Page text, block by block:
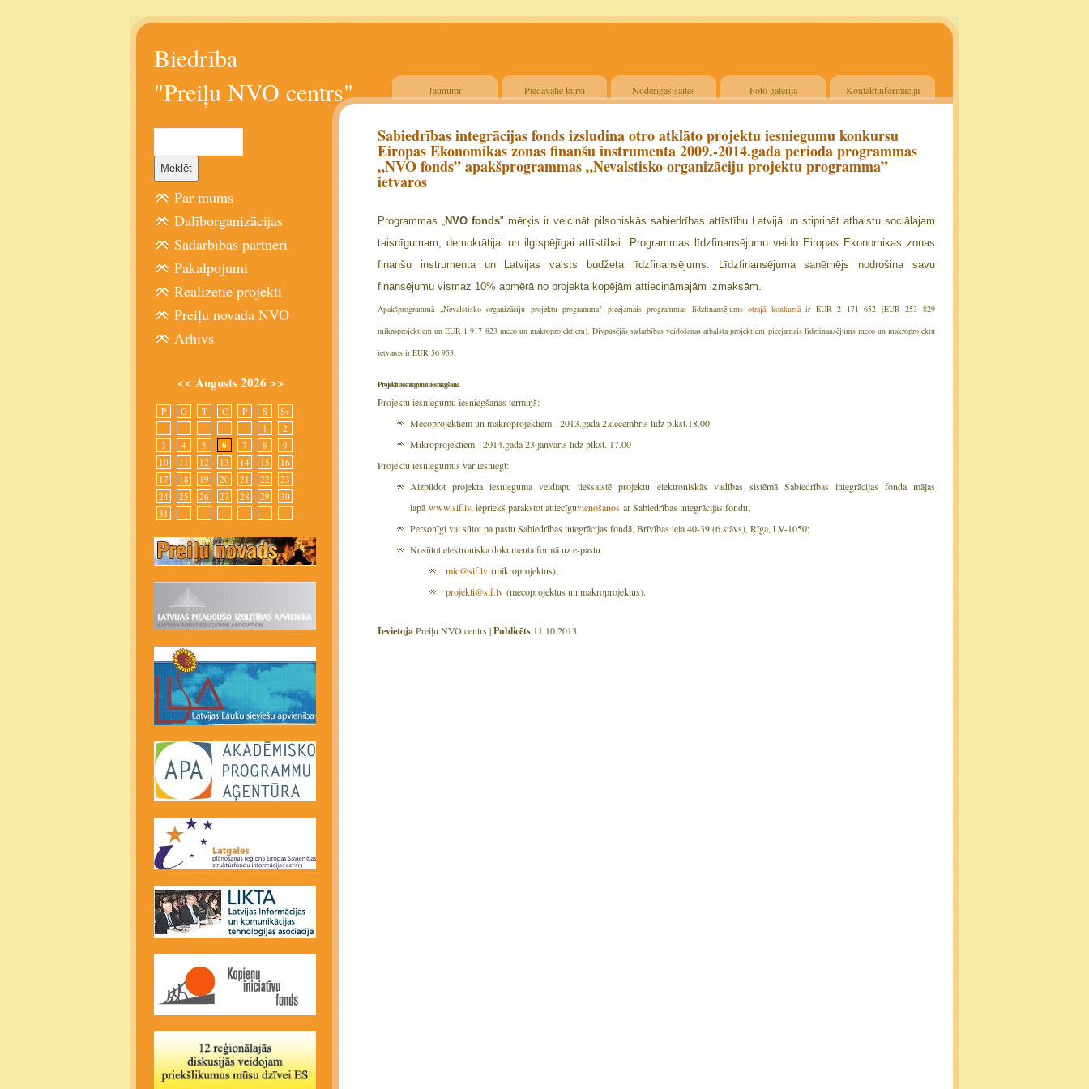
Biedrība
"Preiļu NVO centrs"
Jaunumi Piedāvātie kursi Noderīgas saites Foto galerija Kontaktinformācija
Sabiedrības integrācijas fonds izsludina otro atklāto projektu iesniegumu konkursu
Eiropas Ekonomikas zonas finanšu instrumenta 2009.-2014.gada perioda programmas
„NVO fonds” apakšprogrammas „Nevalstisko organizāciju projektu programma”
ietvaros
Programmas „NVO fonds" mērķis ir veicināt pilsoniskās sabiedrības attīstību Latvijā un stiprināt atbalstu sociālajam
taisnīgumam, demokrātijai un ilgtspējīgai attīstībai. Programmas līdzfinansējumu veido Eiropas Ekonomikas zonas
finanšu instrumenta un Latvijas valsts budžeta līdzfinansējums. Līdzfinansējuma saņēmējs nodrošina savu
finansējumu vismaz 10% apmērā no projekta kopējām attiecināmajām izmaksām.
Apakšprogrammā „Nevalstisko organizāciju projektu programma" pieejamais programmas līdzfinansējumsotrajā konkursāir EUR 2 171 652 (EUR 253 829
mikroprojektiem un EUR 1 917 823 meco un makroprojektiem). Divpusējās sadarbības veidošanas atbalsta projektiem pieejamais līdzfinansējums meco un makroprojektu
ietvaros ir EUR 56 953.
Projektu iesniegumu iesniegšana
Projektu iesniegumu iesniegšanas termiņš:
Mecoprojektiem un makroprojektiem - 2013.gada 2.decembris līdz plkst.18.00
Mikroprojektiem - 2014.gada 23.janvāris līdz plkst. 17.00
Projektu iesniegumus var iesniegt:
Aizpildot projekta iesnieguma veidlapu tiešsaistē projektu elektroniskās vadības sistēmā Sabiedrības integrācijas fonda mājas
lapā www.sif.lv, iepriekš parakstot attiecīguvienošanos ar Sabiedrības integrācijas fondu;
Personīgi vai sūtot pa pastu Sabiedrības integrācijas fondā, Brīvības iela 40-39 (6.stāvs), Rīga, LV-1050;
Nosūtot elektroniska dokumenta formā uz e-pastu:
mic@sif.lv (mikroprojektus);
projekti@sif.lv (mecoprojektus un makroprojektus).
IevietojaPreiļu NVO centrs |Publicēts 11.10.2013
Par mums
Dalīborganizācijas
Sadarbības partneri
Pakalpojumi
Realizētie projekti
Preiļu novada NVO
Arhīvs
<< Augusts 2026 >>
P O T C P S
Sv
1
2
3
4 5 6 7 8
9
10
11 12 13 14 15
16
17
18 19 20 21 22
23
24
25 26 27 28 29
30
31